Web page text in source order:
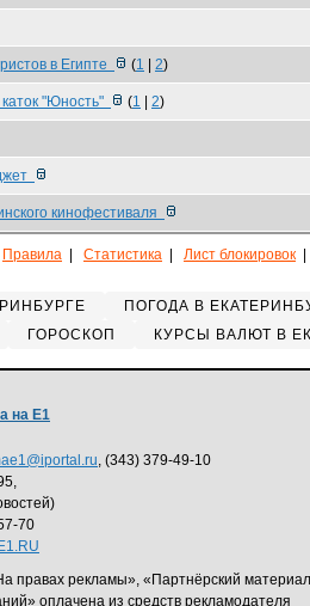
в Египте (1 2)
"Юность" (1 2)
кинофестиваля
Правила Статистика Лист блокировок
ПОГОДА В
ГОРОСКОП КУРСЫ ВАЛЮТ В
на Е1
, (343) 379-49-10
70
правах рекламы», «Партнёрский
оплачена из средств рекламодателя